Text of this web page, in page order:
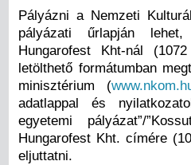
Pályázni a Nemzeti
pályázati űrlapján
Hungarofest Kht-nál
letölthető formátumban
minisztérium (
adatlappal és
egyetemi pályázat”/
Hungarofest Kht. címére
eljuttatni.